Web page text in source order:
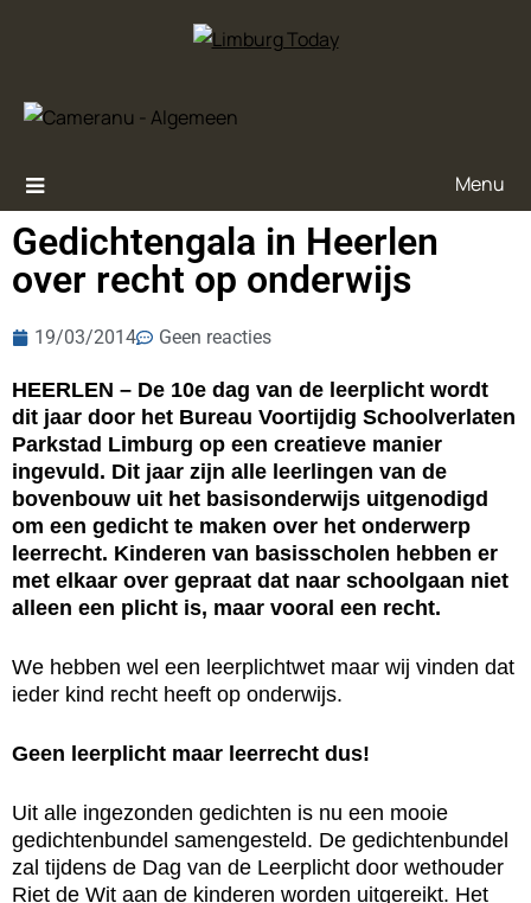
Menu
Gedichtengala in Heerlen
over recht op onderwijs
19/03/2014 Geen reacties
HEERLEN – De 10e dag van de leerplicht wordt
dit jaar door het Bureau Voortijdig Schoolverlaten
Parkstad Limburg op een creatieve manier
ingevuld. Dit jaar zijn alle leerlingen van de
bovenbouw uit het basisonderwijs uitgenodigd
om een gedicht te maken over het onderwerp
leerrecht. Kinderen van basisscholen hebben er
met elkaar over gepraat dat naar schoolgaan niet
alleen een plicht is, maar vooral een recht.
We hebben wel een leerplichtwet maar wij vinden dat
ieder kind recht heeft op onderwijs.
Geen leerplicht maar leerrecht dus!
Uit alle ingezonden gedichten is nu een mooie
gedichtenbundel samengesteld. De gedichtenbundel
zal tijdens de Dag van de Leerplicht door wethouder
Riet de Wit aan de kinderen worden uitgereikt. Het